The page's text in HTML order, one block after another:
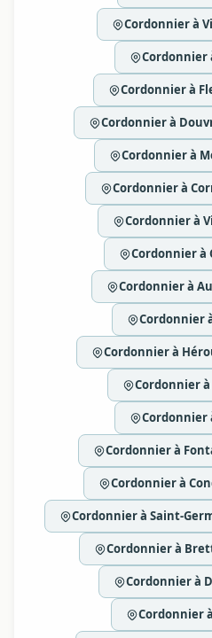
Cordonnier à
Cordonnier
Cordonnier à
Cordonnier à
Cordonnier à
Cordonnier à
Cordonnier à
Cordonnier à
Cordonnier à
Cordonnier
Cordonnier à
Cordonnier
Cordonnier
Cordonnier à
Cordonnier à
Cordonnier à Saint-
Cordonnier à
Cordonnier à
Cordonnier